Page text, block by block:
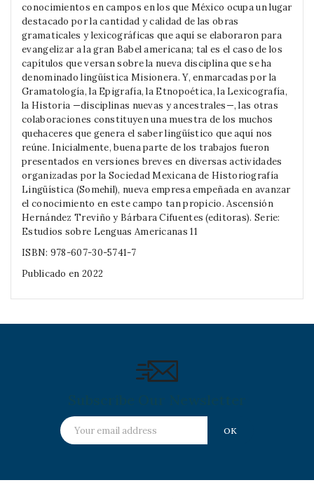
conocimientos en campos en los que México ocupa un lugar
destacado por la cantidad y calidad de las obras
gramaticales y lexicográficas que aquí se elaboraron para
evangelizar a la gran Babel americana; tal es el caso de los
capítulos que versan sobre la nueva disciplina que se ha
denominado lingüística Misionera. Y, enmarcadas por la
Gramatología, la Epigrafía, la Etnopoética, la Lexicografía,
la Historia —disciplinas nuevas y ancestrales—, las otras
colaboraciones constituyen una muestra de los muchos
quehaceres que genera el saber lingüístico que aquí nos
reúne. Inicialmente, buena parte de los trabajos fueron
presentados en versiones breves en diversas actividades
organizadas por la Sociedad Mexicana de Historiografía
Lingüística (Somehil), nueva empresa empeñada en avanzar
el conocimiento en este campo tan propicio. Ascensión
Hernández Treviño y Bárbara Cifuentes (editoras). Serie:
Estudios sobre Lenguas Americanas 11
ISBN: 978-607-30-5741-7
Publicado en 2022